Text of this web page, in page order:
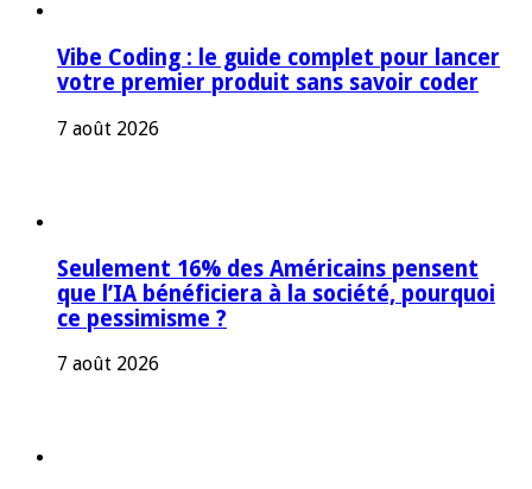
Vibe Coding : le guide complet pour lancer
votre premier produit sans savoir coder
7 août 2026
Seulement 16% des Américains pensent
que l’IA bénéficiera à la société, pourquoi
ce pessimisme ?
7 août 2026